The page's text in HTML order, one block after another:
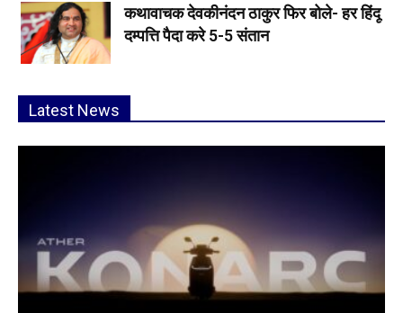
कथावाचक देवकीनंदन ठाकुर फिर बोले- हर हिंदू
दम्पत्ति पैदा करे 5-5 संतान
Latest News